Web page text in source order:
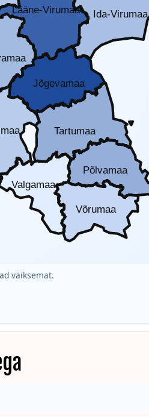
Lääne-Virumaa Ida-Virumaa
Jõgevamaa
Tartumaa
Põlvamaa
Võrumaa
Valgamaa
väiksemat.